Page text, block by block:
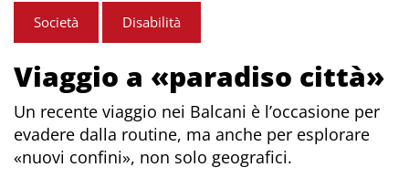
Società Disabilità
Viaggio a «paradiso città»
Un recente viaggio nei Balcani è l’occasione per
evadere dalla routine, ma anche per esplorare
«nuovi confini», non solo geografici.